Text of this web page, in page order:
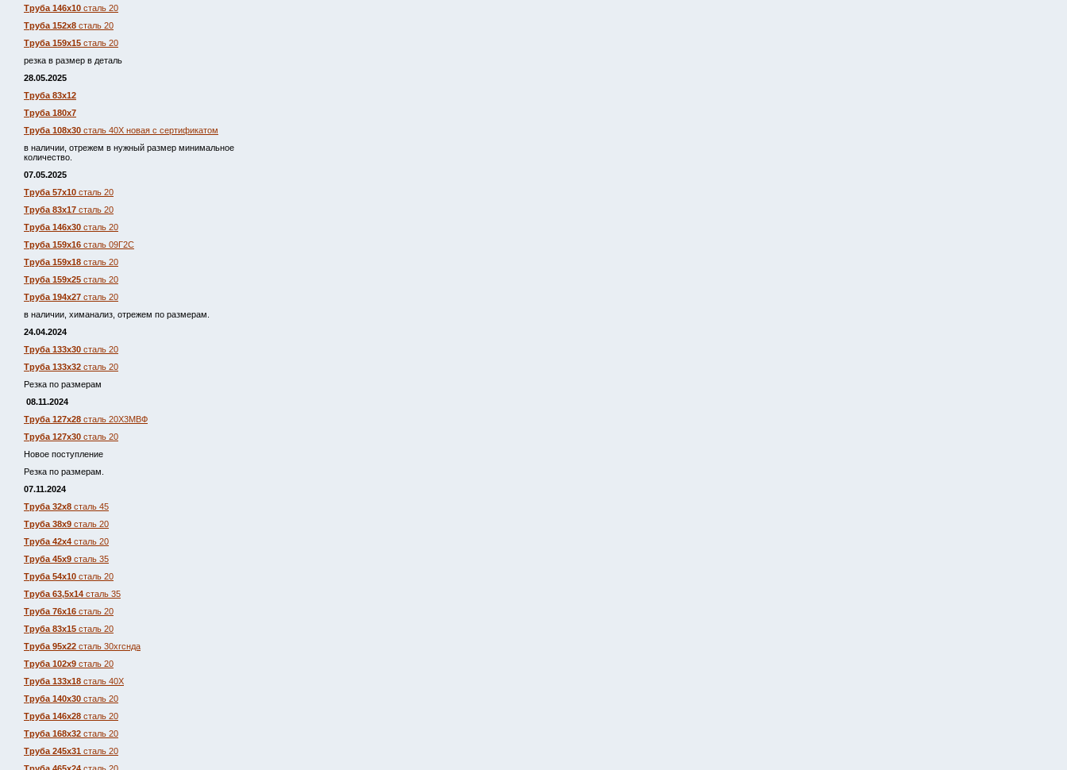
Труба 146х10 сталь 20
Труба 152х8 сталь 20
Труба 159х15 сталь 20
резка в размер в деталь
28.05.2025
Труба 83х12
Труба 180х7
Труба 108х30 сталь 40Х новая с сертификатом
в наличии, отрежем в нужный размер минимальное
количество.
07.05.2025
Труба 57х10 сталь 20
Труба 83х17 сталь 20
Труба 146х30 сталь 20
Труба 159х16 сталь 09Г2С
Труба 159х18 сталь 20
Труба 159х25 сталь 20
Труба 194х27 сталь 20
в наличии, химанализ, отрежем по размерам.
24.04.2024
Труба 133х30 сталь 20
Труба 133х32 сталь 20
Резка по размерам
08.11.2024
Труба 127х28 сталь 20Х3МВФ
Труба 127х30 сталь 20
Новое поступление
Резка по размерам.
07.11.2024
Труба 32х8 сталь 45
Труба 38х9 сталь 20
Труба 42х4 сталь 20
Труба 45х9 сталь 35
Труба 54х10 сталь 20
Труба 63,5х14 сталь 35
Труба 76х16 сталь 20
Труба 83х15 сталь 20
Труба 95х22 сталь 30хгснда
Труба 102х9 сталь 20
Труба 133х18 сталь 40Х
Труба 140х30 сталь 20
Труба 146х28 сталь 20
Труба 168х32 сталь 20
Труба 245х31 сталь 20